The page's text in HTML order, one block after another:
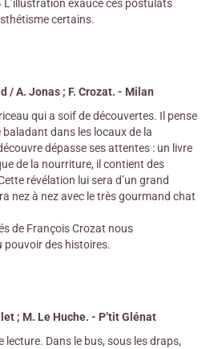
exauce ces postulats
certains.
/ A. Jonas ; F. Crozat. - Milan
qui a soif de découvertes. Il pense
dans les locaux de la
dépasse ses attentes : un livre
de la nourriture, il contient des
révélation lui sera d’un grand
nez à nez avec le très gourmand chat
de François Crozat nous
des histoires.
; M. Le Huche. - P’tit Glénat
lecture. Dans le bus, sous les draps,